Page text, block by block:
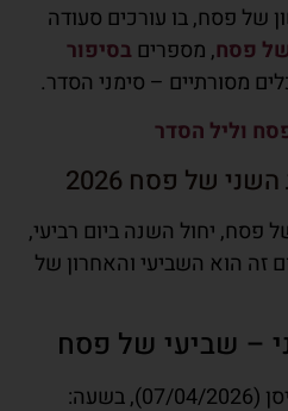
של פסח, בו עורכים סעודה
פסח, מספרים בסיפור
מסורתיים – סימני הסדר.
וליל הסדר
של פסח 2026
פסח, יחול השנה ביום רביעי,
(08/04/2026). יום זה הוא השביעי והאחרון של
– שביעי של פסח